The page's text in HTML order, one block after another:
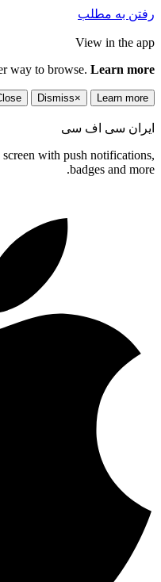
رفتن به مطلب
View in the app
way to browse. Learn more
Learn more
×
Dismiss
ایران سی اف سی
with push notifications,
badges and more.